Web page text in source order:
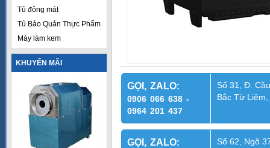
Tủ đông mát
Tủ Bảo Quản Thực Phẩm
Máy làm kem
KHUYẾN MÃI
GỌI, ZALO:
0906 066 638 -
0964 201 437
Số 31, Đ.
Bắc Từ
GỌI, ZALO:
Số 62, Ngõ